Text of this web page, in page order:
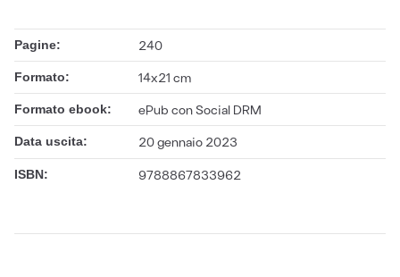
Pagine: 240
Formato: 14x21 cm
Formato ebook: ePub con Social DRM
Data uscita: 20 gennaio 2023
ISBN: 9788867833962